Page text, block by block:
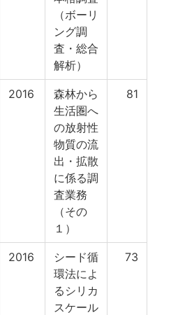
（ボーリ
ング調
査・総合
解析）
2016
森林から
生活圏へ
の放射性
物質の流
出・拡散
に係る調
査業務
（その
１）
81
2016
シード循
環法によ
るシリカ
スケール
73